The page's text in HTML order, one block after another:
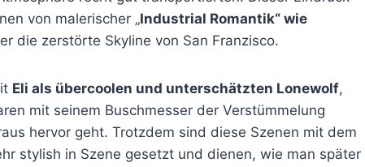
von malerischer „Industrial Romantik“ wie
die zerstörte Skyline von San Franzisco.
Eli als übercoolen und unterschätzten Lonewolf,
mit seinem Buschmesser der Verstümmelung
hervor geht. Trotzdem sind diese Szenen mit dem
stylish in Szene gesetzt und dienen, wie man später